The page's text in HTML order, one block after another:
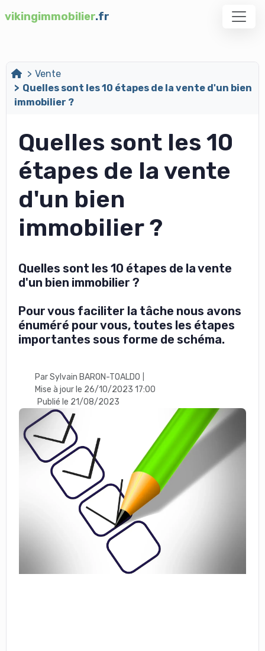
vikingimmobilier.fr
Vente
Quelles sont les 10 étapes de la vente d'un bien
immobilier ?
Quelles sont les 10
étapes de la vente
d'un bien
immobilier ?
Quelles sont les 10 étapes de la vente
d'un bien immobilier ?
Pour vous faciliter la tâche nous avons
énuméré pour vous, toutes les étapes
importantes sous forme de schéma.
Par Sylvain BARON-TOALDO
Mise à jour le 26/10/2023 17:00
Publié le 21/08/2023